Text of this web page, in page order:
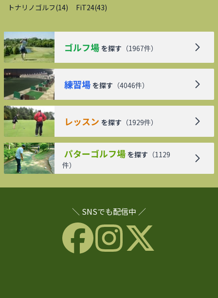
トナリノゴルフ(14) FiT24(43)
ゴルフ場 を探す （1967件）
練習場 を探す （4046件）
レッスン を探す （1929件）
パターゴルフ場 を探す （1129
件）
＼ SNSでも配信中 ／